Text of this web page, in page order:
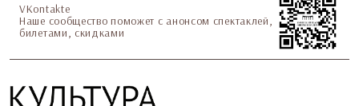
VKontakte
Наше сообщество поможет с анонсом спектаклей,
билетами, скидками